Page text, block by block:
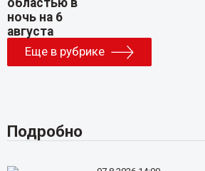
Еще в рубрике
Подробно